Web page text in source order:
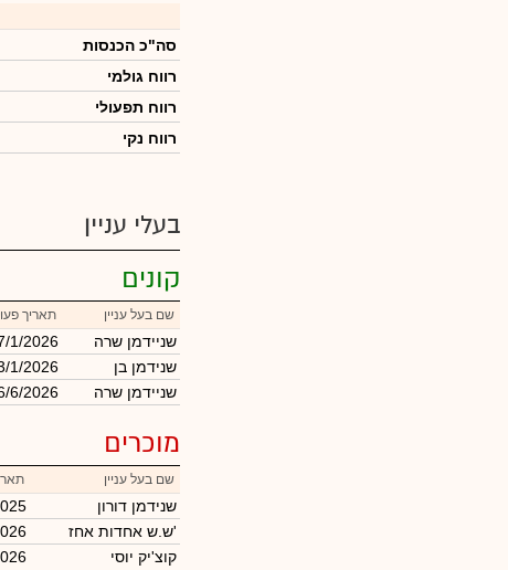
סה"כ הכנסות
רווח גולמי
רווח תפעולי
רווח נקי
בעלי עניין
קונים
שם בעל עניין תאריך
שניידמן שרה 1/2026
שנידמן בן
1/2026
שניידמן שרה
6/2026
מוכרים
שם בעל עניין
שנידמן דורון
ש.ש אחדות אחז'
קוצ'יק יוסי